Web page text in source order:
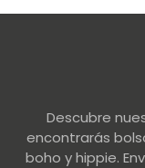
Descubre
encontrarás
boho y hippie.